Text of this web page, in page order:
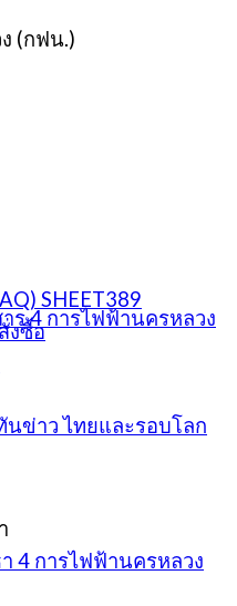
SHEET389
งซื้อ
ข่าว ไทยและรอบโลก
(กฟน.)
ร 4 การไฟฟ้านครหลวง
4 การไฟฟ้านครหลวง